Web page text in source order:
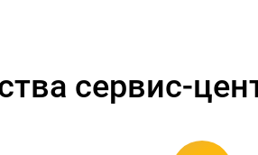
сервис-